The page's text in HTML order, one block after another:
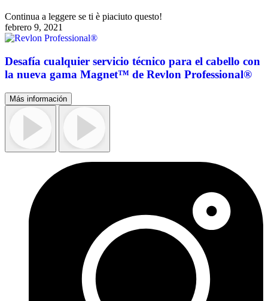
Continua a leggere se ti è piaciuto questo!
febrero 9, 2021
Desafía cualquier servicio técnico para el cabello con
la nueva gama Magnet™ de Revlon Professional®
Más información